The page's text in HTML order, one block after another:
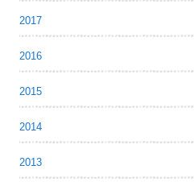
2017
2016
2015
2014
2013